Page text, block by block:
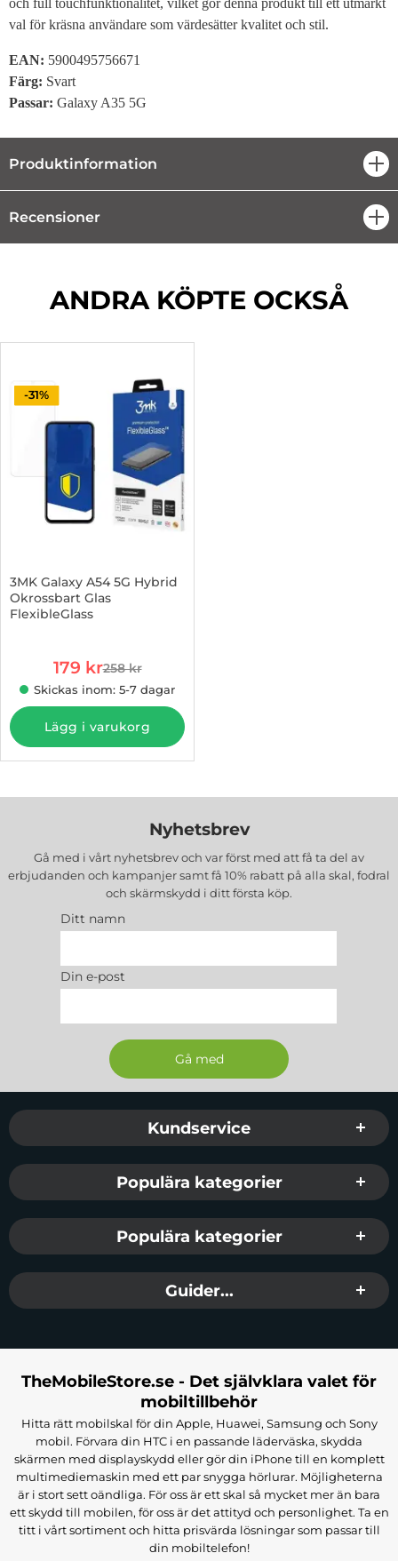
val för kräsna användare som värdesätter kvalitet och stil.
EAN: 5900495756671
Färg: Svart
Passar: Galaxy A35 5G
Produktinformation
Recensioner
ANDRA KÖPTE OCKSÅ
-31%
3MK Galaxy A54 5G Hybrid
Okrossbart Glas
FlexibleGlass
rea pris
179 krtidigare pris
258 kr
Skickas inom: 5-7 dagar
Lägg i varukorg
Nyhetsbrev
Gå med i vårt nyhetsbrev och var först med att få ta del av
erbjudanden och kampanjer samt få 10% rabatt på alla skal, fodral
och skärmskydd i ditt första köp.
Ditt namn
Din e-post
Sidfot Blandad info och länkar
Kundservice
Populära kategorier
Populära kategorier
Guider...
TheMobileStore.se - Det självklara valet för
mobiltillbehör
Hitta rätt mobilskal för din Apple, Huawei, Samsung och Sony
mobil. Förvara din HTC i en passande läderväska, skydda
skärmen med displayskydd eller gör din iPhone till en komplett
multimediemaskin med ett par snygga hörlurar. Möjligheterna
är i stort sett oändliga. För oss är ett skal så mycket mer än bara
ett skydd till mobilen, för oss är det attityd och personlighet. Ta en
titt i vårt sortiment och hitta prisvärda lösningar som passar till
din mobiltelefon!